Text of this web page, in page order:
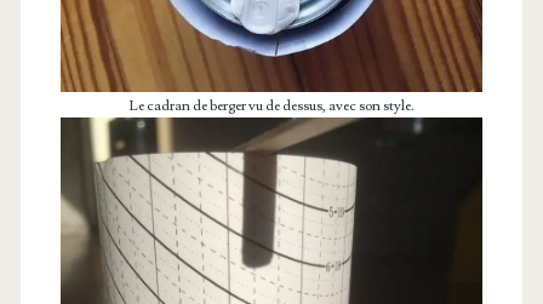
Le cadran de berger vu de dessus, avec son style.